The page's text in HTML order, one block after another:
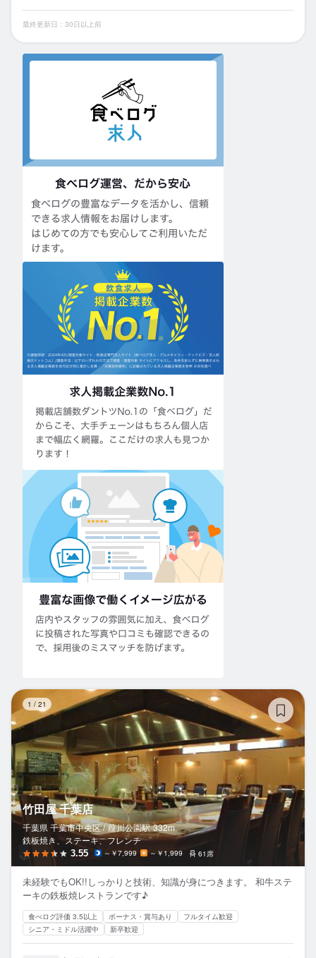
最終更新日：30日以上前
1 / 21
竹田屋 千葉店
千葉県 千葉市中央区 / 葭川公園駅 332m
鉄板焼き、ステーキ、フレンチ
3.55 ～￥7,999 ～￥1,999 61席
未経験でもOK!!しっかりと技術、知識が身につきます。 和牛ステ
ーキの鉄板焼レストランです♪
食べログ評価 3.5以上 ボーナス・賞与あり
フルタイム歓迎
シニア・ミドル活躍中
新卒歓迎